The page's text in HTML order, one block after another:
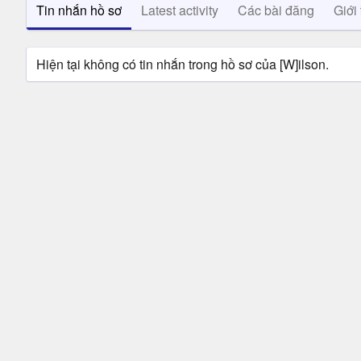
Tin nhắn hồ sơ Latest activity Các bài đăng Giới
Hiện tại không có tin nhắn trong hồ sơ của [W]ilson.